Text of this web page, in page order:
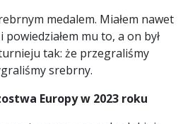
medalem. Miałem nawet
mu to, a on był
tak: że przegraliśmy
srebrny.
Europy w 2023 roku